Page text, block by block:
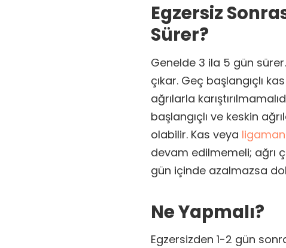
Egzersiz
Sürer?
Genelde 3 ila 5 gün
çıkar. Geç başlangıçlı
ağrılarla
başlangıçlı ve keskin
olabilir. Kas veya ligaman
devam edilmemeli; ağrı
gün içinde azalmazsa
Ne Yapmalı?
Egzersizden 1-2 gün